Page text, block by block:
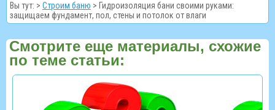
Вы тут: > Строим баню > Гидроизоляция бани своими руками:
защищаем фундамент, пол, стены и потолок от влаги
Смотрите еще материалы, схожие
по теме статьи: